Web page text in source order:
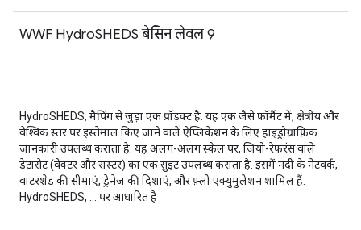
WWF HydroSHEDS बेसिन लेवल 9
HydroSHEDS, मैपिंग से जुड़ा एक प्रॉडक्ट है. यह एक जैसे फ़ॉर्मैट में, क्षेत्रीय और
वैश्विक स्तर पर इस्तेमाल किए जाने वाले ऐप्लिकेशन के लिए हाइड्रोग्राफ़िक
जानकारी उपलब्ध कराता है. यह अलग-अलग स्केल पर, जियो-रेफ़रंस वाले
डेटासेट (वेक्टर और रास्टर) का एक सुइट उपलब्ध कराता है. इसमें नदी के नेटवर्क,
वाटरशेड की सीमाएं, ड्रेनेज की दिशाएं, और फ़्लो एक्युमुलेशन शामिल हैं.
HydroSHEDS, … पर आधारित है